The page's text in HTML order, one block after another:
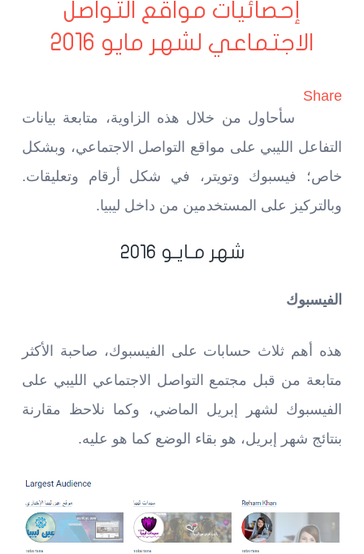
إحصائيات مواقع التواصل
الاجتماعي لشهر مايو 2016
Share
سأحاول من خلال هذه الزاوية، متابعة بيانات
التفاعل الليبي على مواقع التواصل الاجتماعي، وبشكل
خاص؛ فيسبوك وتويتر، في شكل أرقام وتعليقات.
وبالتركيز على المستخدمين من داخل ليبيا.
شهر مـايـو 2016
الفيسبوك
هذه أهم ثلاث حسابات على الفيسبوك، صاحبة الأكثر
متابعة من قبل مجتمع التواصل الاجتماعي الليبي على
الفيسبوك لشهر إبريل الماضي، وكما نلاحظ مقارنة
بنتائج شهر إبريل، هو بقاء الوضع كما هو عليه.